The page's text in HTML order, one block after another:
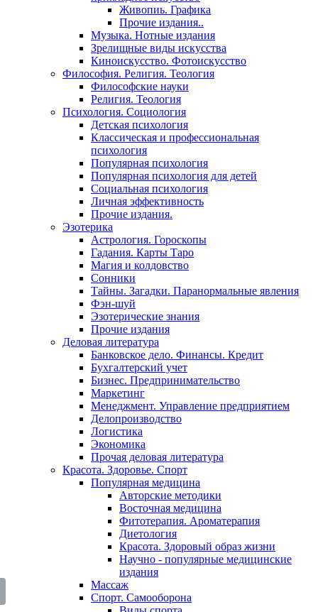
Живопиь. Графика
Прочие издания..
Музыка. Нотные издания
Зрелищные виды искусства
Киноискусство. Фотоискусство
Философия. Религия. Теология
Философские науки
Религия. Теология
Психология. Социология
Детская психология
Классическая и профессиональная
психология
Популярная психология
Популярная психология для детей
Социальная психология
Личная эффективность
Прочие издания.
Эзотерика
Астрология. Гороскопы
Гадания. Карты Таро
Магия и колдовство
Сонники
Тайны. Загадки. Паранормальные явления
Фэн-шуй
Эзотерические знания
Прочие издания
Деловая литература
Банковское дело. Финансы. Кредит
Бухгалтерский учет
Бизнес. Предпринимательство
Маркетинг
Менеджмент. Управление предприятием
Делопроизводство
Логистика
Экономика
Прочая деловая литература
Красота. Здоровье. Спорт
Популярная медицина
Авторские методики
Восточная медицина
Фитотерапия. Ароматерапия
Диетология
Красота. Здоровый образ жизни
Научно - популярные медицинские
издания
Массаж
Спорт. Самооборона